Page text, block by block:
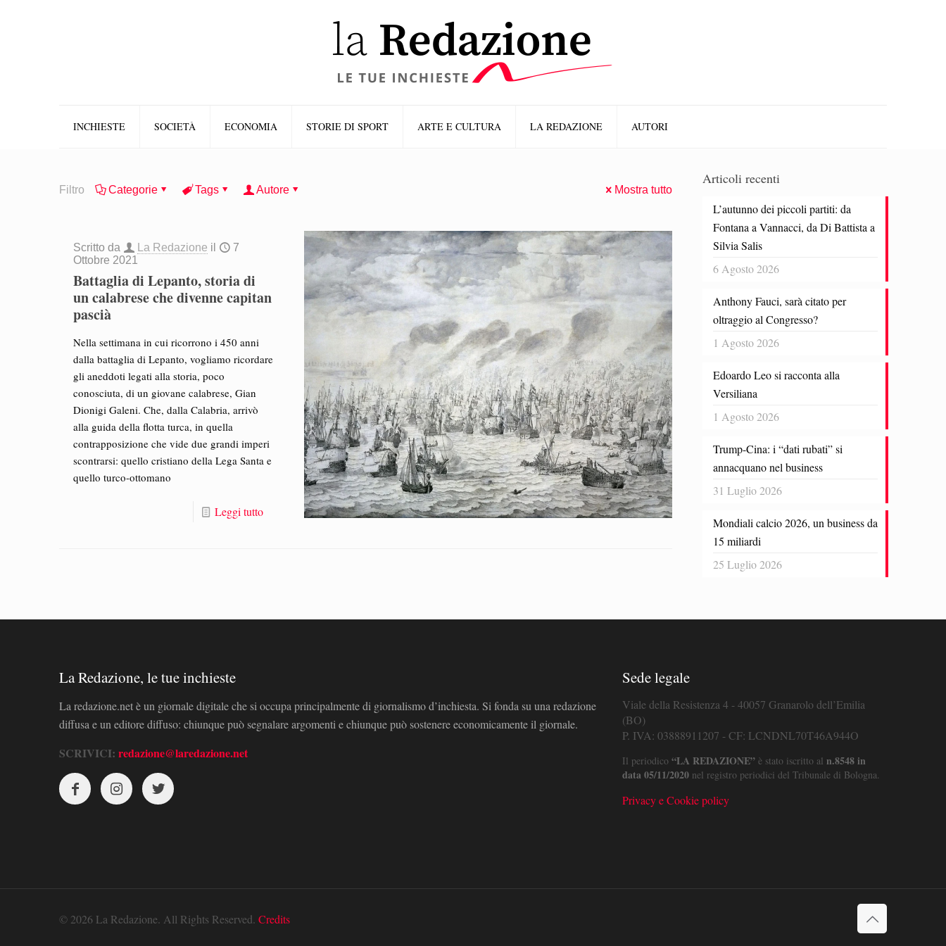
INCHIESTE SOCIETÀ ECONOMIA STORIE DI SPORT ARTE E CULTURA LA REDAZIONE AUTORI
Filtro Categorie Tags Autore Mostra tutto
Scritto da La Redazione il
7
Ottobre 2021
Battaglia di Lepanto, storia di
un calabrese che divenne capitan
pascià
Nella settimana in cui ricorrono i 450 anni
dalla battaglia di Lepanto, vogliamo ricordare
gli aneddoti legati alla storia, poco
conosciuta, di un giovane calabrese, Gian
Dionigi Galeni. Che, dalla Calabria, arrivò
alla guida della flotta turca, in quella
contrapposizione che vide due grandi imperi
scontrarsi: quello cristiano della Lega Santa e
quello turco-ottomano
Leggi tutto
Articoli recenti
L’autunno dei piccoli partiti: da
Fontana a Vannacci, da Di Battista a
Silvia Salis
6 Agosto 2026
Anthony Fauci, sarà citato per
oltraggio al Congresso?
1 Agosto 2026
Edoardo Leo si racconta alla
Versiliana
1 Agosto 2026
Trump-Cina: i “dati rubati” si
annacquano nel business
31 Luglio 2026
Mondiali calcio 2026, un business da
15 miliardi
25 Luglio 2026
La Redazione, le tue inchieste
La redazione.net è un giornale digitale che si occupa principalmente di giornalismo d’inchiesta. Si fonda su una redazione
diffusa e un editore diffuso: chiunque può segnalare argomenti e chiunque può sostenere economicamente il giornale.
SCRIVICI: redazione@laredazione.net
Sede legale
Viale della Resistenza 4 - 40057 Granarolo dell’Emilia
(BO)
P. IVA: 03888911207 - CF: LCNDNL70T46A944O
Il periodico “LA REDAZIONE”è stato iscritto al n.8548 in
data 05/11/2020nel registro periodici del Tribunale di Bologna.
Privacy e Cookie policy
© 2026 La Redazione. All Rights Reserved. Credits